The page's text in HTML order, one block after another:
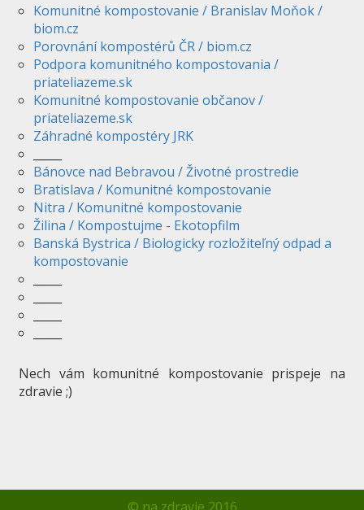
Komunitné kompostovanie / Branislav Moňok /
biom.cz
Porovnání kompostérů ČR / biom.cz
Podpora komunitného kompostovania /
priateliazeme.sk
Komunitné kompostovanie občanov /
priateliazeme.sk
Záhradné kompostéry JRK
Bánovce nad Bebravou / Životné prostredie
Bratislava / Komunitné kompostovanie
Nitra / Komunitné kompostovanie
Žilina / Kompostujme - Ekotopfilm
Banská Bystrica / Biologicky rozložiteľný odpad a
kompostovanie
Nech vám komunitné kompostovanie prispeje na
zdravie ;)